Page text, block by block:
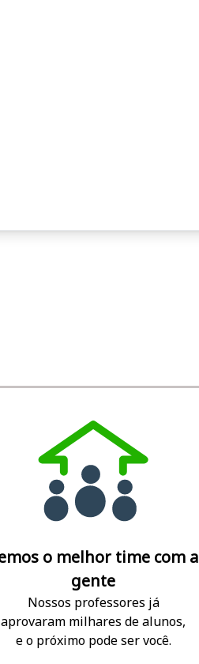
o melhor time com a
gente
Nossos professores já
aprovaram milhares de alunos,
e o próximo pode ser você.